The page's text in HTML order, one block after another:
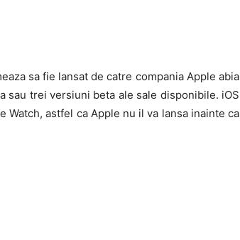
sa fie lansat de catre compania Apple abia
sau trei versiuni beta ale sale disponibile. iOS
astfel ca Apple nu il va lansa inainte ca